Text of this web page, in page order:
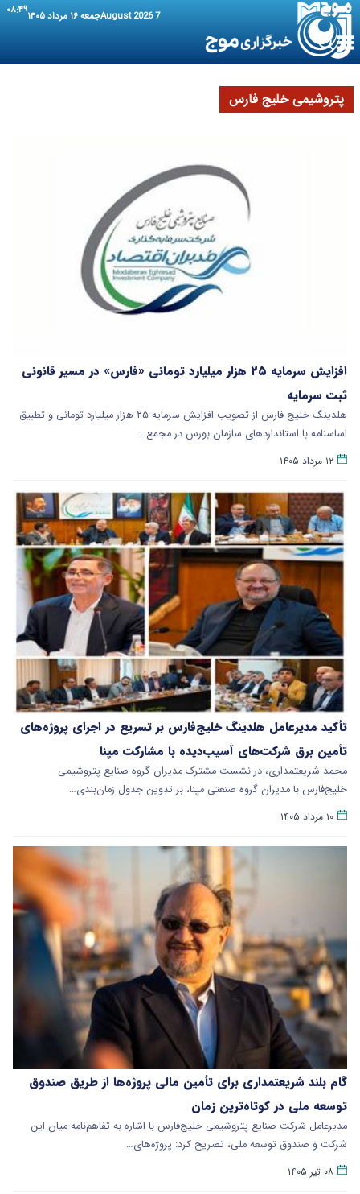
7 August 2026 جمعه ۱۶ مرداد ۱۴۰۵ ۰۸:۴۹
پتروشیمی خلیج فارس
افزایش سرمایه ۲۵ هزار میلیارد تومانی «فارس» در مسیر قانونی
ثبت سرمایه
هلدینگ خلیج فارس از تصویب افزایش سرمایه ۲۵ هزار میلیارد تومانی و تطبیق
اساسنامه با استانداردهای سازمان بورس در مجمع…
۱۲ مرداد ۱۴۰۵
تأکید مدیرعامل هلدینگ خلیج‌فارس بر تسریع در اجرای پروژه‌های
تأمین برق شرکت‌های آسیب‌دیده با مشارکت مپنا
محمد شریعتمداری، در نشست مشترک مدیران گروه صنایع پتروشیمی
خلیج‌فارس با مدیران گروه صنعتی مپنا، بر تدوین جدول زمان‌بندی…
۱۰ مرداد ۱۴۰۵
گام بلند شریعتمداری برای تأمین مالی پروژه‌ها از طریق صندوق
توسعه ملی در کوتاه‌ترین زمان
مدیرعامل شرکت صنایع پتروشیمی خلیج‌فارس با اشاره به تفاهم‌نامه میان این
شرکت و صندوق توسعه ملی، تصریح کرد: پروژه‌های…
۰۸ تیر ۱۴۰۵